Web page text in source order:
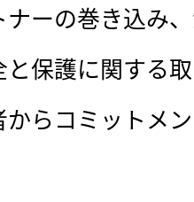
ーの巻き込み
保護に関する
らコミットメ